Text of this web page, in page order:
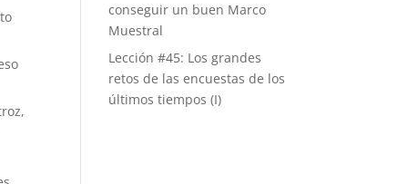
conseguir un buen Marco
Muestral
Lección #45: Los grandes
retos de las encuestas de los
últimos tiempos (I)